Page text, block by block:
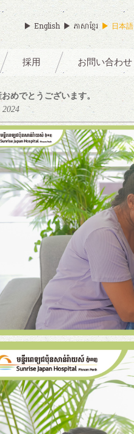
English ភាសាខ្មែរ 日本語
採用 お問い合わせ
めでとうございます。
2024